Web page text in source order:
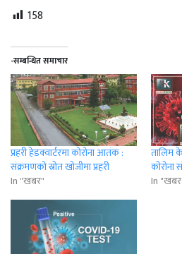
158
-सम्बन्धित समाचार
प्रहरी हेडक्वार्टरमा कोरोना आतंक :
संक्रमणको स्रोत खोजीमा प्रहरी
In "खबर"
तालिम
कोरोना
In